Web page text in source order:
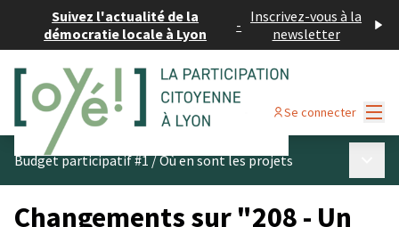
Suivez l'actualité de la
démocratie locale à Lyon
- Inscrivez-vous à la
newsletter
Se connecter
Budget participatif #1/Où en sont les projets
Changements sur "208 - Un